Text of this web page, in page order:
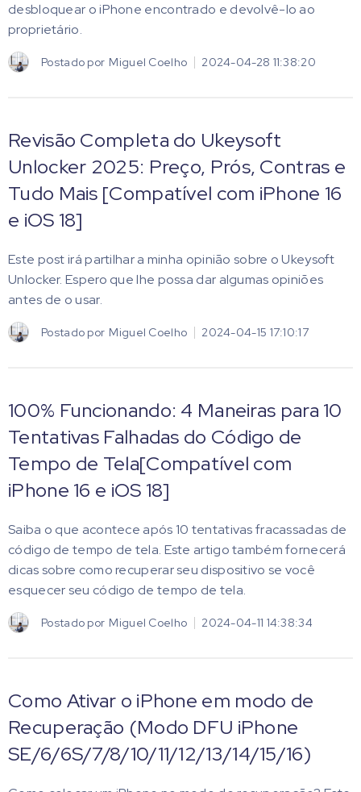
desbloquear o iPhone encontrado e devolvê-lo ao
proprietário.
Postado por Miguel Coelho 2024-04-28 11:38:20
Revisão Completa do Ukeysoft
Unlocker 2025: Preço, Prós, Contras e
Tudo Mais [Compatível com iPhone 16
e iOS 18]
Este post irá partilhar a minha opinião sobre o Ukeysoft
Unlocker. Espero que lhe possa dar algumas opiniões
antes de o usar.
Postado por Miguel Coelho 2024-04-15 17:10:17
100% Funcionando: 4 Maneiras para 10
Tentativas Falhadas do Código de
Tempo de Tela[Compatível com
iPhone 16 e iOS 18]
Saiba o que acontece após 10 tentativas fracassadas de
código de tempo de tela. Este artigo também fornecerá
dicas sobre como recuperar seu dispositivo se você
esquecer seu código de tempo de tela.
Postado por Miguel Coelho 2024-04-11 14:38:34
Como Ativar o iPhone em modo de
Recuperação (Modo DFU iPhone
SE/6/6S/7/8/10/11/12/13/14/15/16)